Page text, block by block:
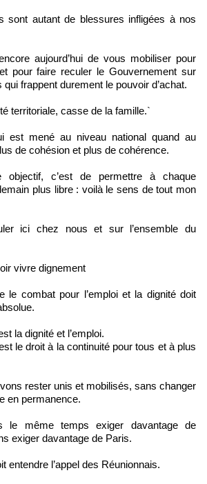
sont autant de blessures infligées à nos
aujourd’hui de vous mobiliser pour
pour faire reculer le Gouvernement sur
frappent durement le pouvoir d’achat.
territoriale, casse de la famille.`
est mené au niveau national quand au
de cohésion et plus de cohérence.
objectif, c’est de permettre à chaque
plus libre : voilà le sens de tout mon
ici chez nous et sur l’ensemble du
vivre dignement
le combat pour l’emploi et la dignité doit
la dignité et l’emploi.
le droit à la continuité pour tous et à plus
rester unis et mobilisés, sans changer
en permanence.
le même temps exiger davantage de
exiger davantage de Paris.
entendre l’appel des Réunionnais.